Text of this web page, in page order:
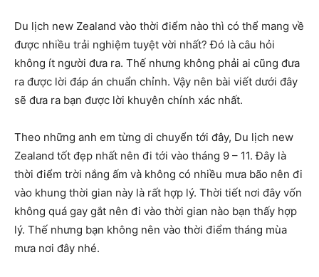
Du lịch new Zealand vào thời điểm nào thì có thể mang về
được nhiều trải nghiệm tuyệt vời nhất? Đó là câu hỏi
không ít người đưa ra. Thế nhưng không phải ai cũng đưa
ra được lời đáp án chuẩn chỉnh. Vậy nên bài viết dưới đây
sẽ đưa ra bạn được lời khuyên chính xác nhất.
Theo những anh em từng di chuyển tới đây, Du lịch new
Zealand tốt đẹp nhất nên đi tới vào tháng 9 – 11. Đây là
thời điểm trời nắng ấm và không có nhiều mưa bão nên đi
vào khung thời gian này là rất hợp lý. Thời tiết nơi đây vốn
không quá gay gắt nên đi vào thời gian nào bạn thấy hợp
lý. Thế nhưng bạn không nên vào thời điểm tháng mùa
mưa nơi đây nhé.